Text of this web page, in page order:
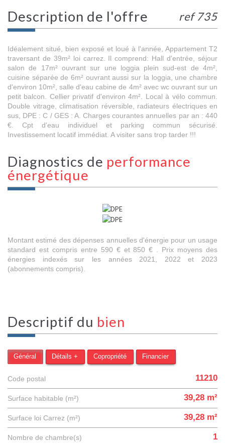
description de l'offre ref 735
Idéalement situé, bien exposé et loué à l'année, Appartement T2
traversant de 39m² loi carrez. Il comprend: Hall d'entrée, séjour
salon de 17m² ouvrant sur une loggia plein sud-est de 4m²,
cuisine séparée de 6m² ouvrant aussi sur la loggia, une chambre
d'environ 10m², salle d'eau cabine de 4m² avec wc ouvrant sur un
petit balcon. Cellier privatif d'environ 4m². Local à vélo commun.
Double vitrage, climatisation réversible, radiateurs électriques en
sus, DPE : C / GES : A. Charges courantes annuelles par an : 440
€. Cpt d'eau individuel et parking commun sécurisé.
Investissement locatif immédiat. A visiter sans trop tarder !!!
diagnostics de performance
énergétique
Montant estimé des dépenses annuelles d'énergie pour un usage
standard est compris entre 590 € et 850 € . Prix moyens des
énergies indexés sur les années 2021, 2022 et 2023
(abonnements compris).
descriptif du bien
Général Détails + Copropriété Financier
Code postal 11210
Surface habitable (m²) 39,28 m²
Surface loi Carrez (m²) 39,28 m²
Nombre de chambre(s) 1